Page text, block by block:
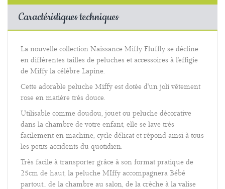
Caractéristiques techniques
La nouvelle collection Naissance Miffy Fluffly se décline
en différentes tailles de peluches et accessoires à l'effigie
de Miffy la célèbre Lapine.
Cette adorable peluche Miffy est dotée d'un joli vêtement
rose en matière très douce.
Utilisable comme doudou, jouet ou peluche décorative
dans la chambre de votre enfant, elle se lave très
facilement en machine, cycle délicat et répond ainsi à tous
les petits accidents du quotidien.
Très facile à transporter grâce à son format pratique de
25cm de haut, la peluche MIffy accompagnera Bébé
partout... de la chambre au salon, de la crèche à la valise